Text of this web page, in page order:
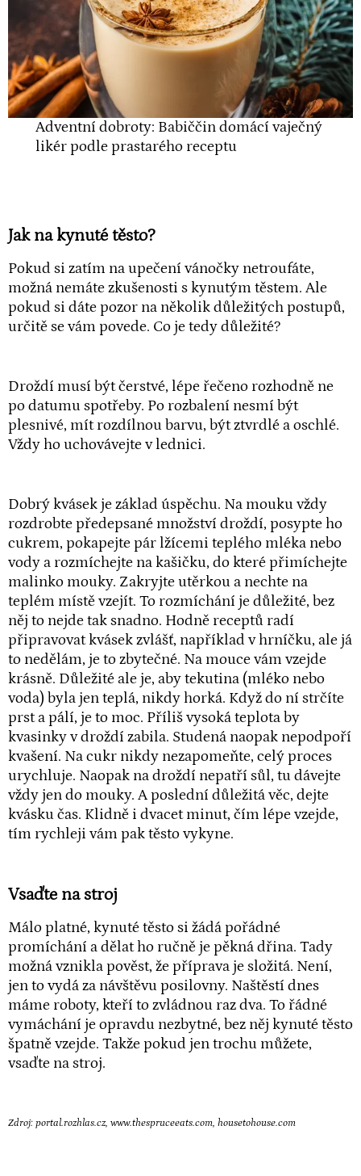
Adventní dobroty: Babiččin domácí vaječný
likér podle prastarého receptu
Jak na kynuté těsto?
Pokud si zatím na upečení vánočky netroufáte,
možná nemáte zkušenosti s kynutým těstem. Ale
pokud si dáte pozor na několik důležitých postupů,
určitě se vám povede. Co je tedy důležité?
Droždí musí být čerstvé, lépe řečeno rozhodně ne
po datumu spotřeby. Po rozbalení nesmí být
plesnivé, mít rozdílnou barvu, být ztvrdlé a oschlé.
Vždy ho uchovávejte v lednici.
Dobrý kvásek je základ úspěchu. Na mouku vždy
rozdrobte předepsané množství droždí, posypte ho
cukrem, pokapejte pár lžícemi teplého mléka nebo
vody a rozmíchejte na kašičku, do které přimíchejte
malinko mouky. Zakryjte utěrkou a nechte na
teplém místě vzejít. To rozmíchání je důležité, bez
něj to nejde tak snadno. Hodně receptů radí
připravovat kvásek zvlášť, například v hrníčku, ale já
to nedělám, je to zbytečné. Na mouce vám vzejde
krásně. Důležité ale je, aby tekutina (mléko nebo
voda) byla jen teplá, nikdy horká. Když do ní strčíte
prst a pálí, je to moc. Příliš vysoká teplota by
kvasinky v droždí zabila. Studená naopak nepodpoří
kvašení. Na cukr nikdy nezapomeňte, celý proces
urychluje. Naopak na droždí nepatří sůl, tu dávejte
vždy jen do mouky. A poslední důležitá věc, dejte
kvásku čas. Klidně i dvacet minut, čím lépe vzejde,
tím rychleji vám pak těsto vykyne.
Vsaďte na stroj
Málo platné, kynuté těsto si žádá pořádné
promíchání a dělat ho ručně je pěkná dřina. Tady
možná vznikla pověst, že příprava je složitá. Není,
jen to vydá za návštěvu posilovny. Naštěstí dnes
máme roboty, kteří to zvládnou raz dva. To řádné
vymáchání je opravdu nezbytné, bez něj kynuté těsto
špatně vzejde. Takže pokud jen trochu můžete,
vsaďte na stroj.
Zdroj: portal.rozhlas.cz, www.thespruceeats.com, housetohouse.com